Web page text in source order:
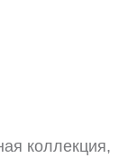
коллекция,